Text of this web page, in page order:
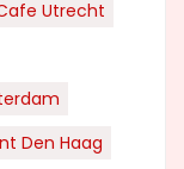
Utrecht
Den Haag